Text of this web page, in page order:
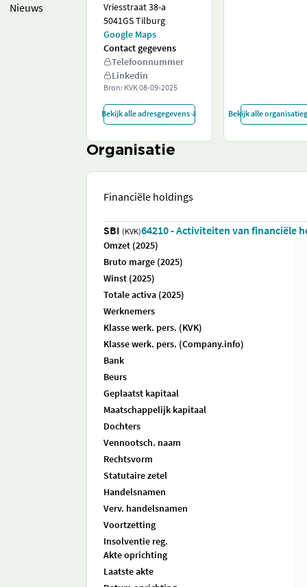
Nieuws
Vriesstraat 38-a
5041GS Tilburg
Google Maps
Contact gegevens
Telefoonnummer
Linkedin
Bron: KVK08-09-2025
Bekijk alle adresgegevens Bekijk alle
Organisatie
Financiële holdings
SBI (KVK)64210 - Activiteiten van financiële
Omzet (2025)
Bruto marge (2025)
Winst (2025)
Totale activa (2025)
Werknemers
Klasse werk. pers. (KVK)
Klasse werk. pers. (Company.info)
Bank
Beurs
Geplaatst kapitaal
Maatschappelijk kapitaal
Dochters
Vennootsch. naam
Rechtsvorm
Statutaire zetel
Handelsnamen
Verv. handelsnamen
Voortzetting
Insolventie reg.
Akte oprichting
Laatste akte